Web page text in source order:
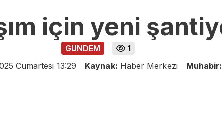
için yeni
GUNDEM
1
Cumartesi 13:29 Kaynak: Haber Merkezi Muhabir: